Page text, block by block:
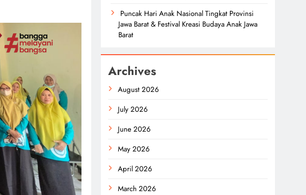
Puncak Hari Anak Nasional Tingkat Provinsi
Jawa Barat & Festival Kreasi Budaya Anak Jawa
Barat
Archives
August 2026
July 2026
June 2026
May 2026
April 2026
March 2026